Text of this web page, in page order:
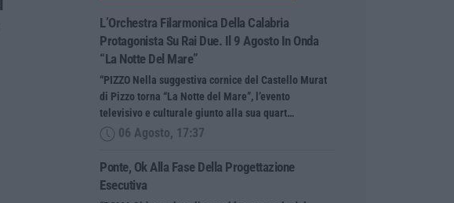
L’Orchestra Filarmonica Della Calabria
Protagonista Su Rai Due. Il 9 Agosto In Onda
“La Notte Del Mare”
“PIZZO Nella suggestiva cornice del Castello Murat
di Pizzo torna “La Notte del Mare”, l’evento
televisivo e culturale giunto alla sua quart…
06 Agosto, 17:37
Ponte, Ok Alla Fase Della Progettazione
Esecutiva